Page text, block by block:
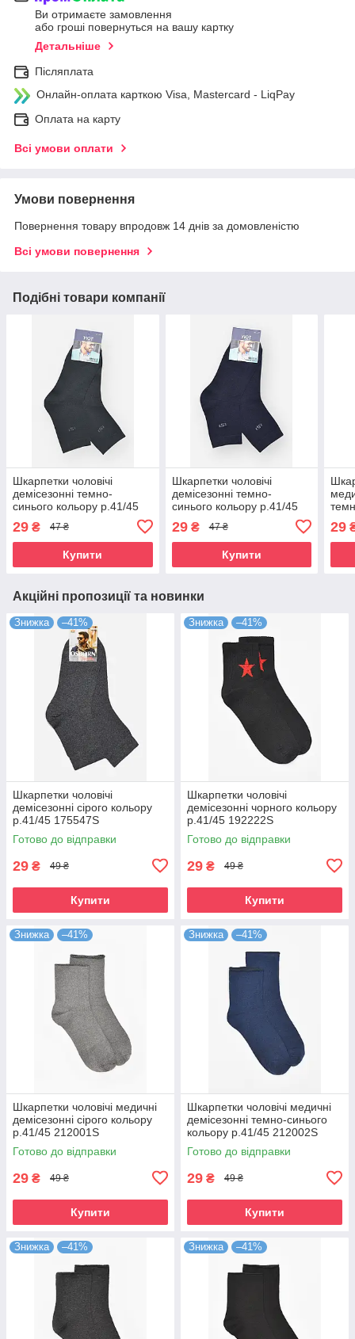
Ви отримаєте замовлення
або гроші повернуться на вашу картку
Детальніше
Післяплата
Онлайн-оплата карткою Visa, Mastercard - LiqPay
Оплата на карту
Всі умови оплати
Умови повернення
Повернення товару впродовж 14 днів за домовленістю
Всі умови повернення
Подібні товари компанії
Шкарпетки чоловічі
демісезонні темно-
синього кольору р.41/45
29 ₴ 47 ₴
Купити
Шкарпетки чоловічі
демісезонні темно-
синього кольору р.41/45
29₴ 47 ₴
Купити
29
Акційні пропозиції та новинки
Знижка –41%
Шкарпетки чоловічі
демісезонні сірого кольору
р.41/45 175547S
Готово до відправки
29 ₴ 49 ₴
Купити
Знижка –41%
Шкарпетки чоловічі
демісезонні чорного кольору
р.41/45 192222S
Готово до відправки
29 ₴ 49 ₴
Купити
Знижка –41%
Шкарпетки чоловічі медичні
демісезонні сірого кольору
р.41/45 212001S
Готово до відправки
29 ₴ 49 ₴
Купити
Знижка –41%
Шкарпетки чоловічі медичні
демісезонні темно-синього
кольору р.41/45 212002S
Готово до відправки
29 ₴ 49 ₴
Купити
Знижка –41% Знижка –41%